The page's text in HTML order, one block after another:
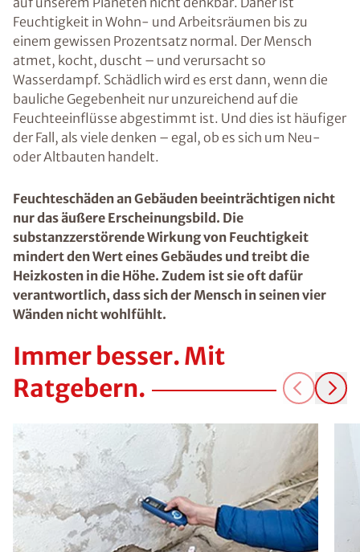
Feuchtigkeit in Wohn- und Arbeitsräumen bis zu
einem gewissen Prozentsatz normal. Der Mensch
atmet, kocht, duscht – und verursacht so
Wasserdampf. Schädlich wird es erst dann, wenn die
bauliche Gegebenheit nur unzureichend auf die
Feuchteeinflüsse abgestimmt ist. Und dies ist häufiger
der Fall, als viele denken – egal, ob es sich um Neu-
oder Altbauten handelt.
Feuchteschäden an Gebäuden beeinträchtigen nicht
nur das äußere Erscheinungsbild. Die
substanzzerstörende Wirkung von Feuchtigkeit
mindert den Wert eines Gebäudes und treibt die
Heizkosten in die Höhe. Zudem ist sie oft dafür
verantwortlich, dass sich der Mensch in seinen vier
Wänden nicht wohlfühlt.
Immer besser. Mit
Ratgebern.